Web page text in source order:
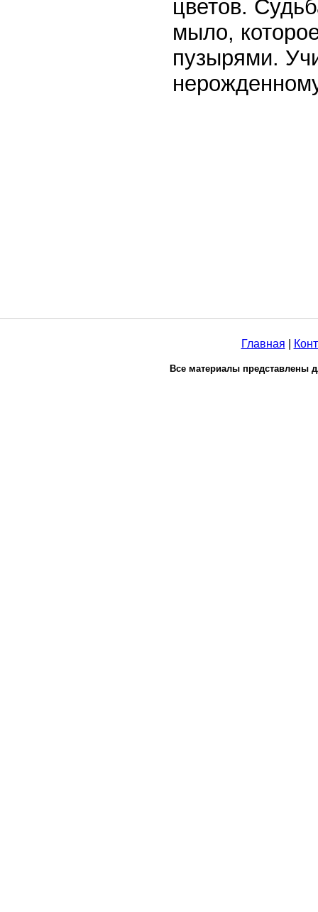
цветов.
мыло,
пузырями.
Главная
Все материалы представлены